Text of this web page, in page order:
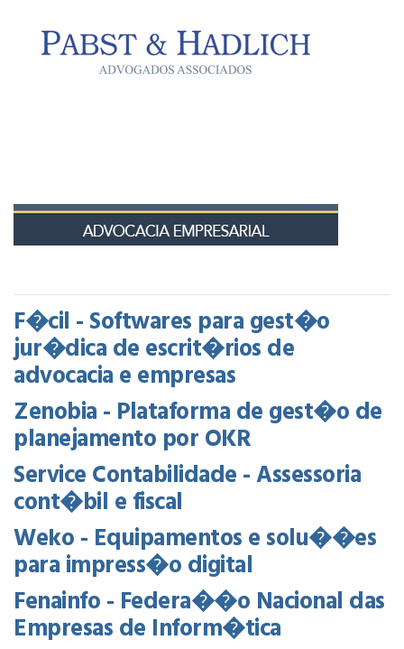
F�cil - Softwares para gest�o
jur�dica de escrit�rios de
advocacia e empresas
Zenobia - Plataforma de gest�o de
planejamento por OKR
Service Contabilidade - Assessoria
cont�bil e fiscal
Weko - Equipamentos e solu��es
para impress�o digital
Fenainfo - Federa��o Nacional das
Empresas de Inform�tica